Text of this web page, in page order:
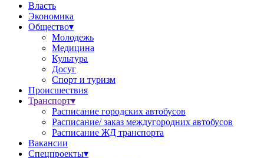
Власть
Экономика
Общество▾
Молодежь
Медицина
Культура
Досуг
Спорт и туризм
Происшествия
Транспорт▾
Расписание городских автобусов
Расписание/ заказ междугородних автобусов
Расписание ЖД транспорта
Вакансии
Спецпроекты▾